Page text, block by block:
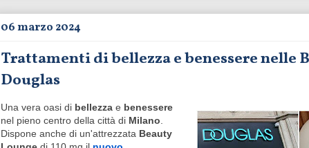
06 marzo 2024
Trattamenti di bellezza e benessere nelle
Douglas
Una vera oasi di bellezza e benessere
nel pieno centro della città di Milano.
Dispone anche di un'attrezzata Beauty